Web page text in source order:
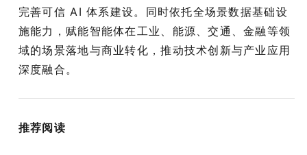
完善可信 AI 体系建设。同时依托全场景数据基础设
施能力，赋能智能体在工业、能源、交通、金融等领
域的场景落地与商业转化，推动技术创新与产业应用
深度融合。
推荐阅读